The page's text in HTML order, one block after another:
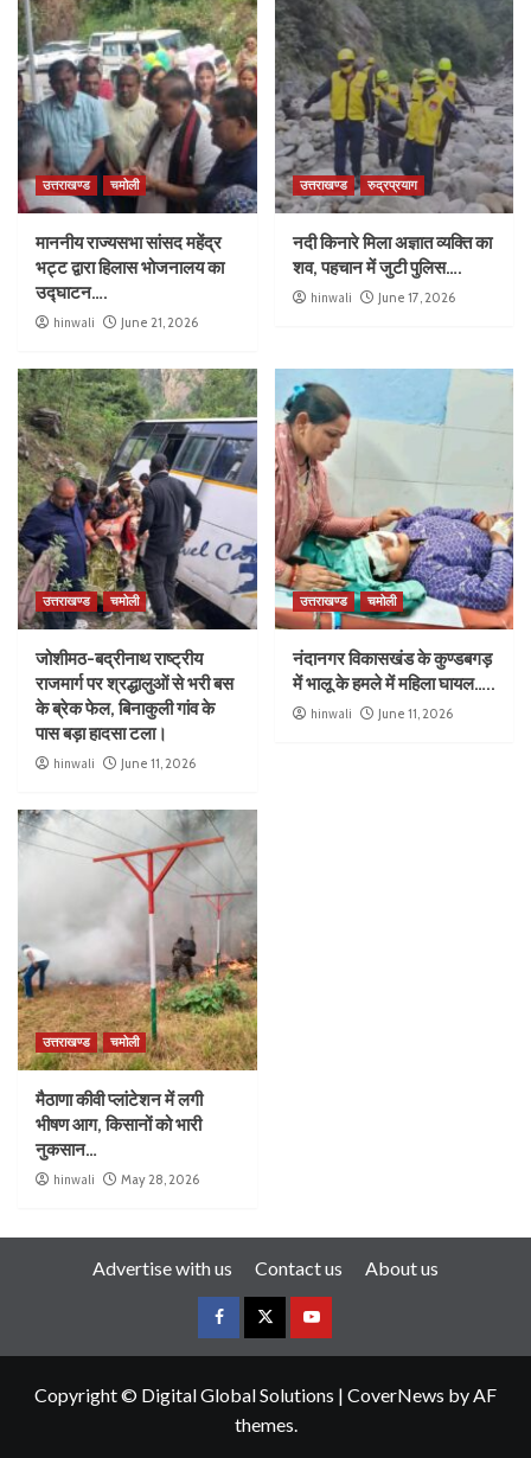
उत्तराखण्ड चमोली
माननीय राज्यसभा सांसद महेंद्र
भट्ट द्वारा हिलास भोजनालय का
उद्घाटन….
hinwali June 21, 2026
उत्तराखण्ड रुद्रप्रयाग
नदी किनारे मिला अज्ञात व्यक्ति का
शव, पहचान में जुटी पुलिस….
hinwali June 17, 2026
उत्तराखण्ड चमोली
जोशीमठ-बद्रीनाथ राष्ट्रीय
राजमार्ग पर श्रद्धालुओं से भरी बस
के ब्रेक फेल, बिनाकुली गांव के
पास बड़ा हादसा टला।
hinwali June 11, 2026
उत्तराखण्ड चमोली
नंदानगर विकासखंड के कुण्डबगड़
में भालू के हमले में महिला घायल…..
hinwali June 11, 2026
उत्तराखण्ड चमोली
मैठाणा कीवी प्लांटेशन में लगी
भीषण आग, किसानों को भारी
नुकसान…
hinwali May 28, 2026
Advertise with us Contact us About us
Copyright © Digital Global Solutions | CoverNews by AF
themes.